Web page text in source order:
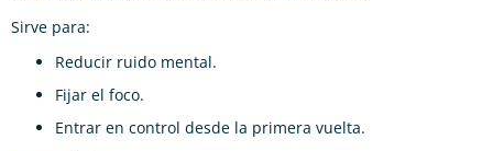
Sirve para:
Reducir ruido mental.
Fijar el foco.
Entrar en control desde la primera vuelta.